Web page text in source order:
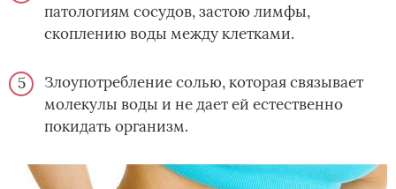
патологиям сосудов, застою лимфы,
скоплению воды между клетками.
Злоупотребление солью, которая связывает
молекулы воды и не дает ей естественно
покидать организм.